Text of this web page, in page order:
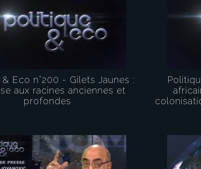
Eco n°200 - Gilets Jaunes :
aux racines anciennes et
profondes